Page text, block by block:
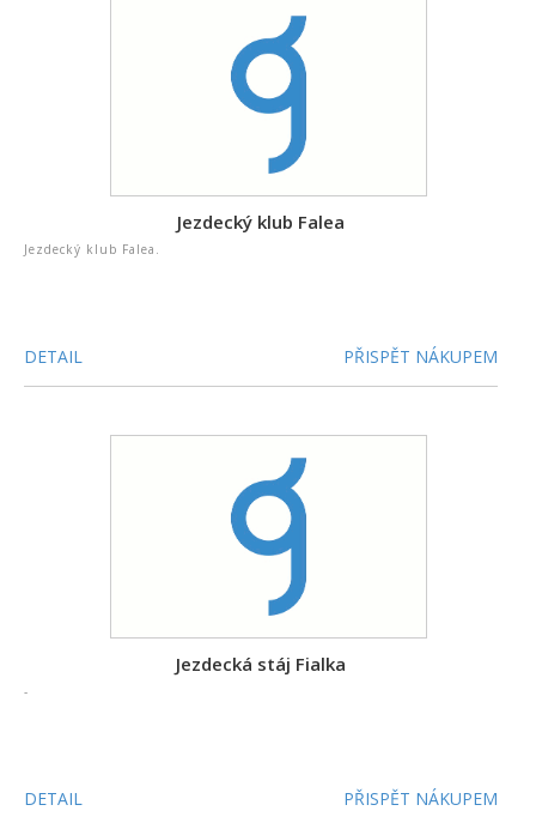
Jezdecký klub Falea
Jezdecký klub Falea.
DETAIL PŘISPĚT NÁKUPEM
Jezdecká stáj Fialka
-
DETAIL PŘISPĚT NÁKUPEM